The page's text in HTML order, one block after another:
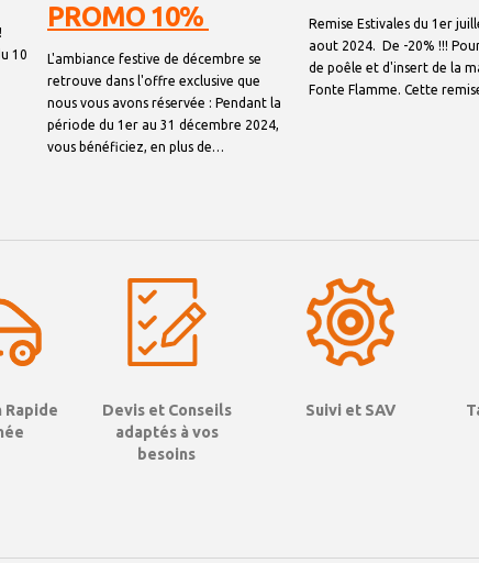
10
PROMO 10%͏‌ ͏‌
L'ambiance festive de décembre se
retrouve dans l'offre exclusive que
nous vous avons réservée : Pendant la
période du 1er au 31 décembre 2024,
vous bénéficiez, en plus de…
Remise Estivales du 1er
aout 2024. De -20% !!!
de poêle et d'insert de la
Fonte Flamme. Cette
Devis et Conseils
adaptés à vos
besoins
Suivi et SAV